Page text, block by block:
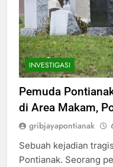
INVESTIGASI
Pemuda
di Area Makam,
gribjayapontianak
Sebuah kejadian
Pontianak. Seorang